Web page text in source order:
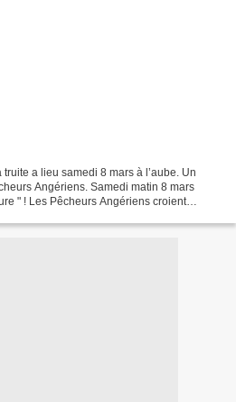
truite a lieu samedi 8 mars à l’aube. Un
Angériens. Samedi matin 8 mars
" ! Les Pêcheurs Angériens croient